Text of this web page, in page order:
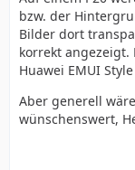
bzw. der
Bilder dort
korrekt angezeigt.
Huawei EMUI
Aber generell
wünschenswert,